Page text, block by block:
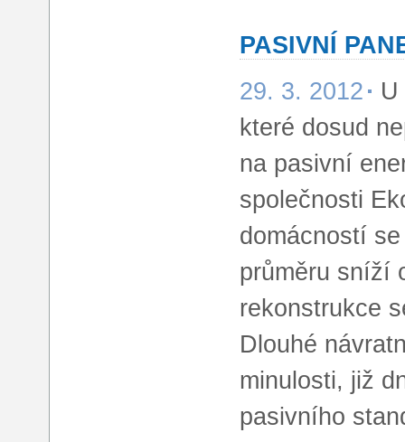
PASIVNÍ
29. 3. 2012
které dosud
na pasivní
společnosti
domácností
průměru sníží
rekonstrukce
Dlouhé
minulosti, již
pasivního